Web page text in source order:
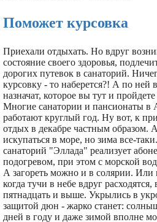
Поможет курсовка
Приехали отдыхать. Но вдруг
состояние своего здоровья,
дорогих путевок в санаторий.
курсовку - то наберется?! А по ней
назначат, которое вы тут и
Многие санатории и пансионаты в
работают круглый год. Ну вот, к
отдых в декабре частным образом. А
искупаться в море, но зима все-
санаторий "Эллада" реализует
подогревом, при этом с морской
А загореть можно и в солярии. Или
когда тучи в небе вдруг расходятся,
пятнадцать и выше. Укрылись в
защитой дюн - жарко станет:
дней в году и даже зимой вполне